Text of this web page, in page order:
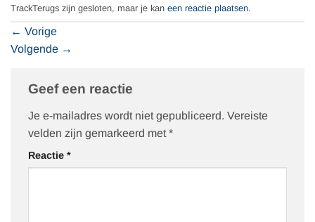
TrackTerugs zijn gesloten, maar je kan een reactie plaatsen.
← Vorige
Volgende →
Geef een reactie
Je e-mailadres wordt niet gepubliceerd. Vereiste
velden zijn gemarkeerd met *
Reactie *